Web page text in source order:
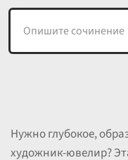
Нужно глубокое,
художник-ювелир?